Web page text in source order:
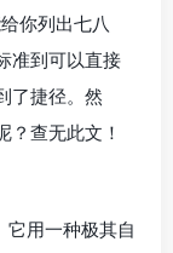
你列出七八
准到可以直接
了捷径。然
？查无此文！
它用一种极其自